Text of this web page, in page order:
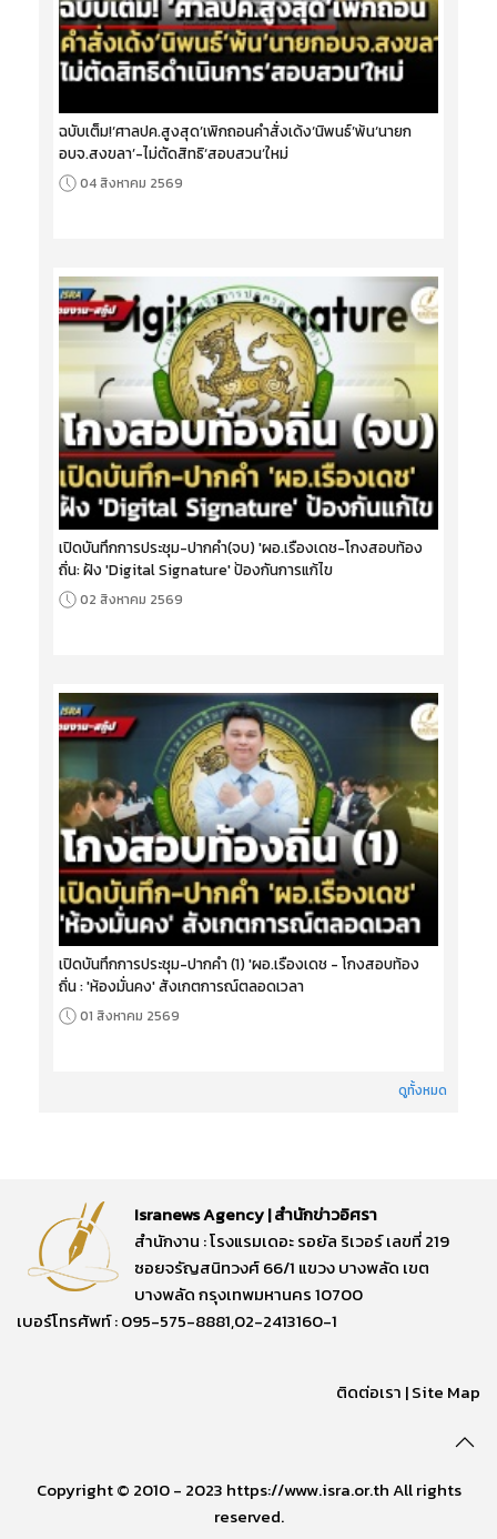
ฉบับเต็ม!‘ศาลปค.สูงสุด’เพิกถอนคำสั่งเด้ง‘นิพนธ์’พ้น‘นายก
อบจ.สงขลา’-ไม่ตัดสิทธิ‘สอบสวน’ใหม่
04 สิงหาคม 2569
เปิดบันทึกการประชุม-ปากคำ(จบ) 'ผอ.เรืองเดช-โกงสอบท้อง
ถิ่น: ฝัง 'Digital Signature' ป้องกันการแก้ไข
02 สิงหาคม 2569
เปิดบันทึกการประชุม-ปากคำ (1) 'ผอ.เรืองเดช - โกงสอบท้อง
ถิ่น : 'ห้องมั่นคง' สังเกตการณ์ตลอดเวลา
01 สิงหาคม 2569
ดูทั้งหมด
Isranews Agency | สำนักข่าวอิศรา
สำนักงาน : โรงแรมเดอะ รอยัล ริเวอร์ เลขที่ 219
ซอยจรัญสนิทวงศ์ 66/1 แขวง บางพลัด เขต
บางพลัด กรุงเทพมหานคร 10700
เบอร์โทรศัพท์ : 095-575-8881,02-2413160-1
ติดต่อเรา |Site Map
Copyright © 2010 - 2023 https://www.isra.or.th All rights
reserved.